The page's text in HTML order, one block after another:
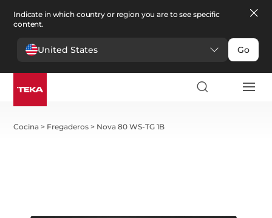
Indicate in which country or region you are to see specific
content.
United States Go
Cocina > Fregaderos > Nova 80 WS-TG 1B